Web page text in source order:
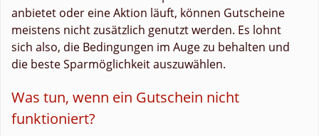
anbietet oder eine Aktion läuft, können Gutscheine
meistens nicht zusätzlich genutzt werden. Es lohnt
sich also, die Bedingungen im Auge zu behalten und
die beste Sparmöglichkeit auszuwählen.
Was tun, wenn ein Gutschein nicht
funktioniert?